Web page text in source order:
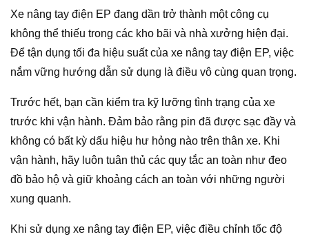
Xe nâng tay điện EP đang dần trở thành một công cụ
không thể thiếu trong các kho bãi và nhà xưởng hiện đại.
Để tận dụng tối đa hiệu suất của xe nâng tay điện EP, việc
nắm vững hướng dẫn sử dụng là điều vô cùng quan trọng.
Trước hết, bạn cần kiểm tra kỹ lưỡng tình trạng của xe
trước khi vận hành. Đảm bảo rằng pin đã được sạc đầy và
không có bất kỳ dấu hiệu hư hỏng nào trên thân xe. Khi
vận hành, hãy luôn tuân thủ các quy tắc an toàn như đeo
đồ bảo hộ và giữ khoảng cách an toàn với những người
xung quanh.
Khi sử dụng xe nâng tay điện EP, việc điều chỉnh tốc độ